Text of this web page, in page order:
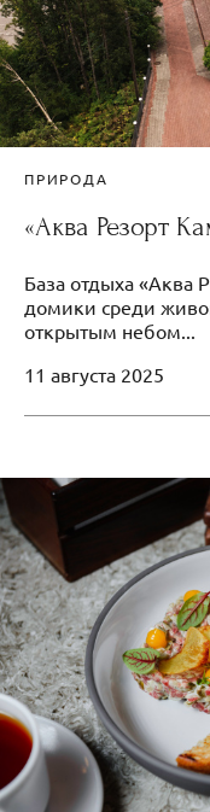
ПРИРОДА
«Аква Резорт
База отдыха «Аква
домики среди
открытым небом...
11 августа 2025